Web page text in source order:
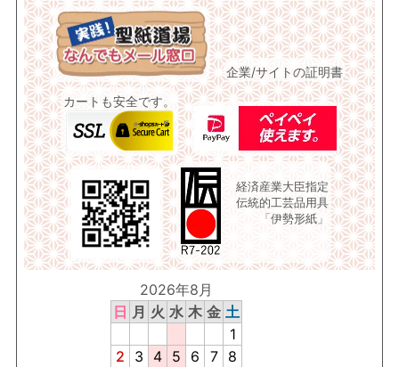
企業/サイトの証明書
カートも安全です。
経済産業大臣指定
伝統的工芸品用具
「伊勢形紙」
2026年8月
日 月 火 水 木 金 土
1
2
3 4 5 6 7
8